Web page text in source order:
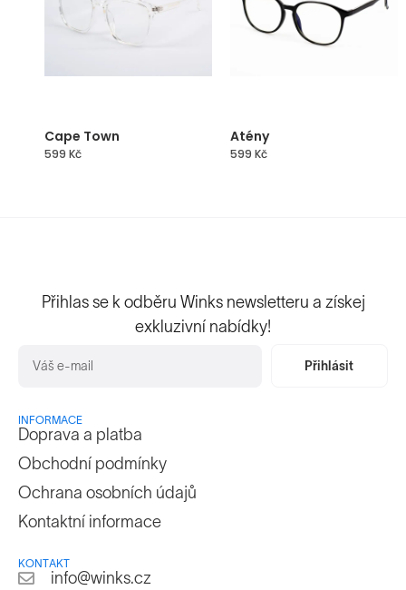
Cape Town
599 Kč
Atény
599 Kč
Přihlas se k odběru Winks newsletteru a získej
exkluzivní nabídky!
Přihlásit
INFORMACE
Doprava a platba
Obchodní podmínky
Ochrana osobních údajů
Kontaktní informace
KONTAKT
info@winks.cz